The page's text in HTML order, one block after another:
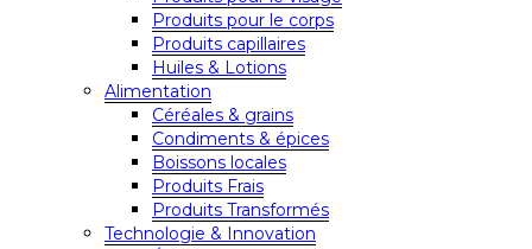
Produits pour le corps
Produits capillaires
Huiles & Lotions
Alimentation
Céréales & grains
Condiments & épices
Boissons locales
Produits Frais
Produits Transformés
Technologie & Innovation